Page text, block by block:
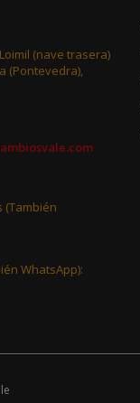
(nave trasera)
(Pontevedra),
(También
WhatsApp):